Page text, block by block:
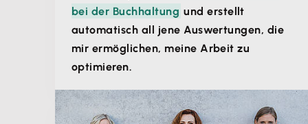
bei der Buchhaltung und erstellt
automatisch all jene Auswertungen, die
mir ermöglichen, meine Arbeit zu
optimieren.